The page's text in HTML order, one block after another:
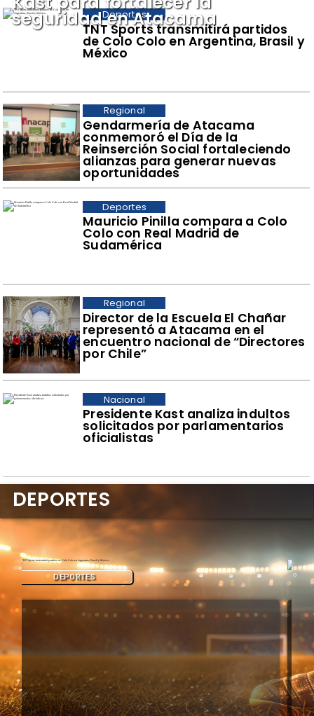
TNT Sports transmitirá partidos
de Colo Colo en Argentina, Brasil y
México
Deportes
​Gendarmería de Atacama
conmemoró el Día de la
Reinserción Social fortaleciendo
alianzas para generar nuevas
oportunidades
Regional
Mauricio Pinilla compara a Colo
Colo con Real Madrid de
Sudamérica
Deportes
​Director de la Escuela El Chañar
representó a Atacama en el
encuentro nacional de “Directores
por Chile”
Regional
Presidente Kast analiza indultos
solicitados por parlamentarios
oficialistas
Nacional
seguridad en Atacama
DEPORTES
DEPORTES